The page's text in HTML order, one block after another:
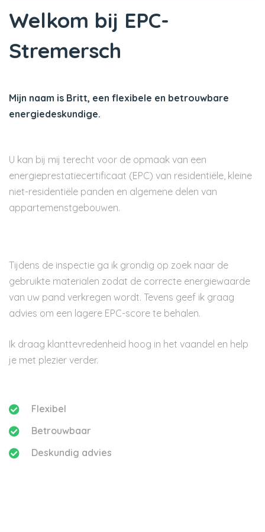
Welkom bij EPC-
Stremersch
Mijn naam is Britt, een flexibele en betrouwbare
energiedeskundige.
U kan bij mij terecht voor de opmaak van een
energieprestatiecertificaat (EPC) van residentiële, kleine
niet-residentiële panden en algemene delen van
appartemenstgebouwen.
Tijdens de inspectie ga ik grondig op zoek naar de
gebruikte materialen zodat de correcte energiewaarde
van uw pand verkregen wordt. Tevens geef ik graag
advies om een lagere EPC-score te behalen.
Ik draag klanttevredenheid hoog in het vaandel en help
je met plezier verder.
Flexibel
Betrouwbaar
Deskundig advies